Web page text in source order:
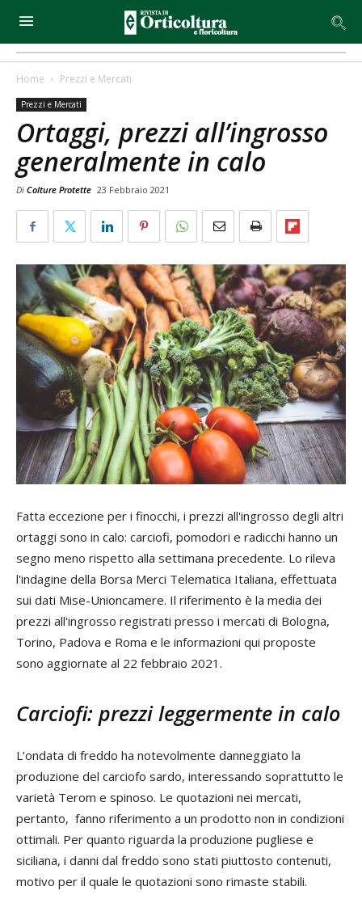
Home Prezzi e Mercati
Prezzi e Mercati
Ortaggi, prezzi all’ingrosso
generalmente in calo
Di Colture Protette 23 Febbraio 2021
Fatta eccezione per i finocchi, i prezzi all'ingrosso degli altri
ortaggi sono in calo: carciofi, pomodori e radicchi hanno un
segno meno rispetto alla settimana precedente. Lo rileva
l'indagine della Borsa Merci Telematica Italiana, effettuata
sui dati Mise-Unioncamere. Il riferimento è la media dei
prezzi all'ingrosso registrati presso i mercati di Bologna,
Torino, Padova e Roma e le informazioni qui proposte
sono aggiornate al 22 febbraio 2021.
Carciofi: prezzi leggermente in calo
L’ondata di freddo ha notevolmente danneggiato la
produzione del carciofo sardo, interessando soprattutto le
varietà Terom e spinoso. Le quotazioni nei mercati,
pertanto, fanno riferimento a un prodotto non in condizioni
ottimali. Per quanto riguarda la produzione pugliese e
siciliana, i danni dal freddo sono stati piuttosto contenuti,
motivo per il quale le quotazioni sono rimaste stabili.